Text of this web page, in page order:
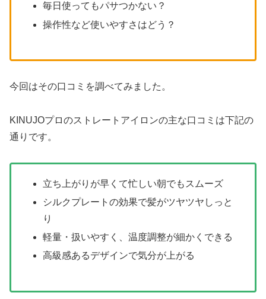
毎日使ってもパサつかない？
操作性など使いやすさはどう？
今回はその口コミを調べてみました。
KINUJOプロのストレートアイロンの主な口コミは下記の
通りです。
立ち上がりが早くて忙しい朝でもスムーズ
シルクプレートの効果で髪がツヤツヤしっと
り
軽量・扱いやすく、温度調整が細かくできる
高級感あるデザインで気分が上がる